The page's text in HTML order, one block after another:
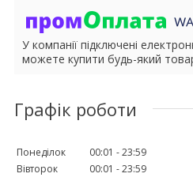
У компанії підключені
можете купити будь-який
Графік роботи
Понеділок 00:01
23:59
Вівторок
00:01
23:59